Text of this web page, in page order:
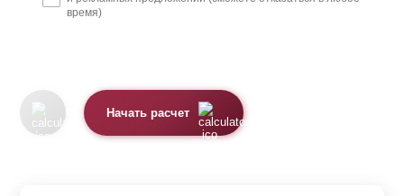
время)
Начать расчет